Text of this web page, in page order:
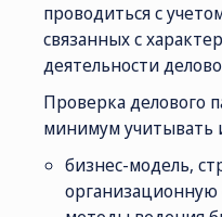
проводиться с
связанных с
деятельности
Проверка делового
минимум учитывать
бизнес-модель,
организационную